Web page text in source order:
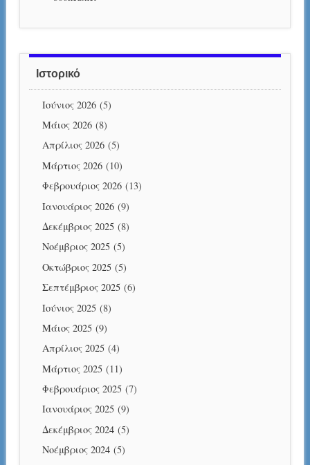
Ιστορικό
Ιούνιος 2026(5)
Μάιος 2026(8)
Απρίλιος 2026(5)
Μάρτιος 2026(10)
Φεβρουάριος 2026(13)
Ιανουάριος 2026(9)
Δεκέμβριος 2025(8)
Νοέμβριος 2025(5)
Οκτώβριος 2025(5)
Σεπτέμβριος 2025(6)
Ιούνιος 2025(8)
Μάιος 2025(9)
Απρίλιος 2025(4)
Μάρτιος 2025(11)
Φεβρουάριος 2025(7)
Ιανουάριος 2025(9)
Δεκέμβριος 2024(5)
Νοέμβριος 2024(5)